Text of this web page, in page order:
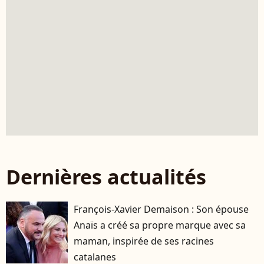
Dernières actualités
François-Xavier Demaison : Son épouse
Anaïs a créé sa propre marque avec sa
maman, inspirée de ses racines
catalanes